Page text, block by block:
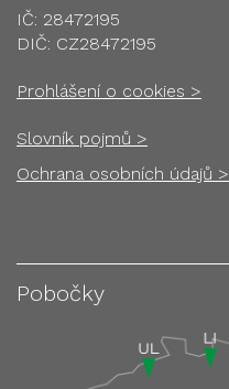
IČ: 28472195
DIČ: CZ28472195
Prohlášení o cookies >
Slovník pojmů >
Ochrana osobních údajů >
Pobočky